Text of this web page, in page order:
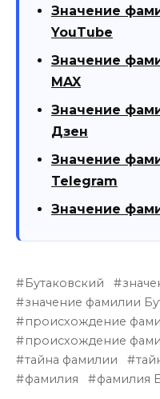
Значение
YouTube
Значение
MAX
Значение
Дзен
Значение
Telegram
Значение
Бутаковский
значение фамилии
происхождение
происхождение
тайна фамилии
фамилия
фамилия